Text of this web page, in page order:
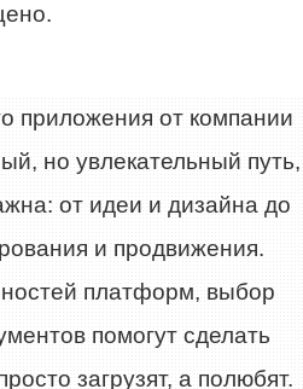
приложения от компании
но увлекательный путь,
от идеи и дизайна до
и продвижения.
платформ, выбор
помогут сделать
загрузят, а полюбят.